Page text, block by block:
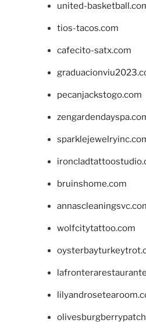
united-
tios-tacos.com
cafecito-satx.com
pecanjackstogo.com
bruinshome.com
wolfcitytattoo.com